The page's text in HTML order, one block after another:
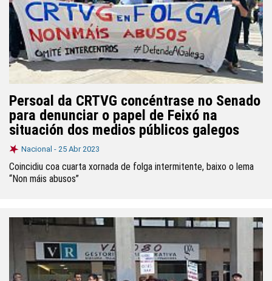
Persoal da CRTVG concéntrase no Senado
para denunciar o papel de Feixó na
situación dos medios públicos galegos
Nacional - 25 Abr 2023
Coincidiu coa cuarta xornada de folga intermitente, baixo o lema
“Non máis abusos”